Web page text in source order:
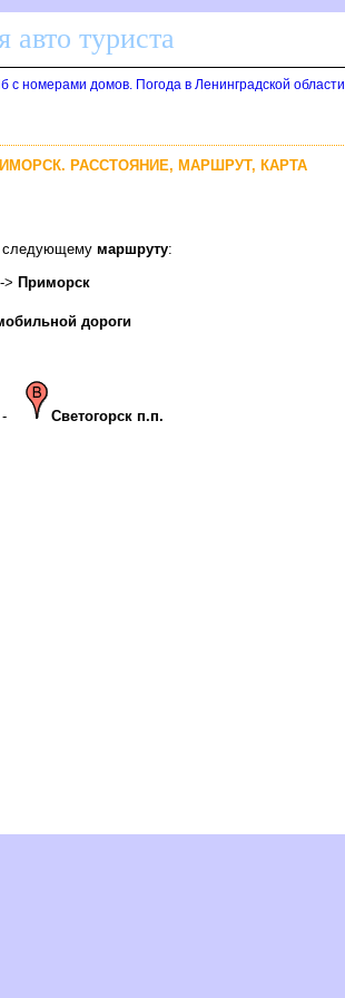
авто туриста
номерами домов. Погода в Ленинградской области
РАССТОЯНИЕ, МАРШРУТ, КАРТА
следующему маршруту:
> Приморск
дороги
Светогорск п.п.